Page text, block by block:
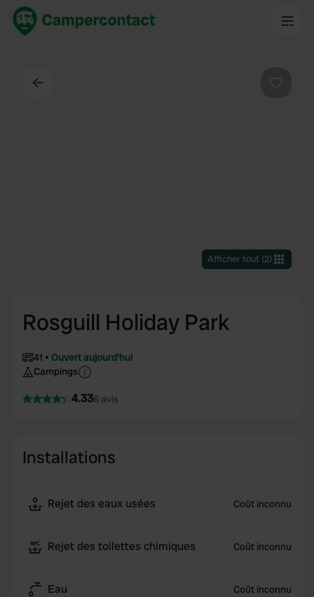
Afficher tout(2)
Rosguill Holiday Park
41
Ouvert aujourd'hui
Campings
4.336 avis
Installations
Rejet des eaux usées Coût inconnu
Rejet des toilettes chimiques Coût inconnu
Eau Coût inconnu